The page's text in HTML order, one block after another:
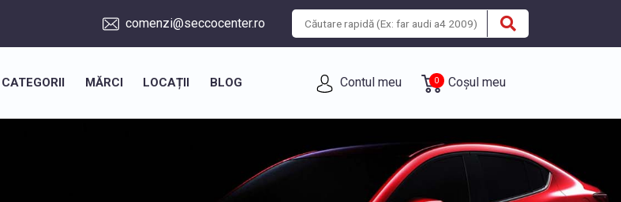
comenzi@seccocenter.ro
CATEGORII MĂRCI LOCAȚII BLOG Contul meu 0 Coșul meu